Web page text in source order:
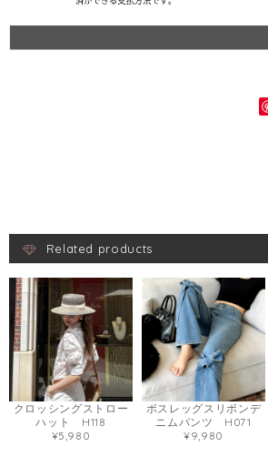
Related products
クロッシングストロー
ハット H118
¥5,980
ボスレッグスリボンデ
ニムパンツ H071
¥9,980